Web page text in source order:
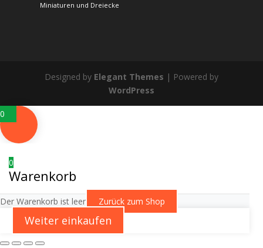
Miniaturen und Dreiecke
Designed by Elegant Themes | Powered by
WordPress
0
0
Warenkorb
Der Warenkorb ist leer Zurück zum Shop
Weiter einkaufen